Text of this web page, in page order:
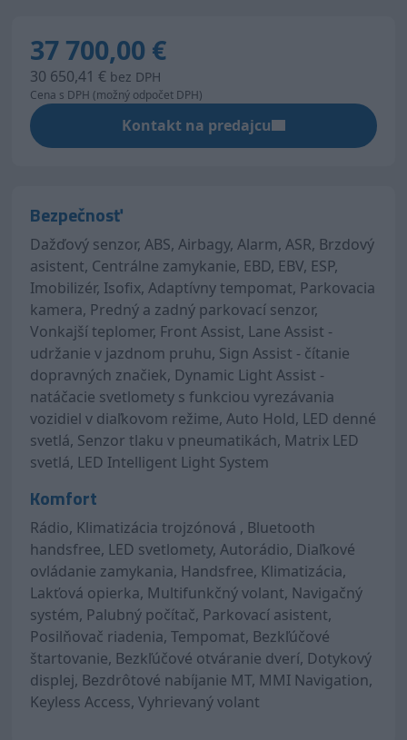
37 700,00 €
30 650,41 € bez DPH
Cena s DPH (možný odpočet DPH)
Kontakt na predajcu
Bezpečnosť
Dažďový senzor, ABS, Airbagy, Alarm, ASR, Brzdový
asistent, Centrálne zamykanie, EBD, EBV, ESP,
Imobilizér, Isofix, Adaptívny tempomat, Parkovacia
kamera, Predný a zadný parkovací senzor,
Vonkajší teplomer, Front Assist, Lane Assist -
udržanie v jazdnom pruhu, Sign Assist - čítanie
dopravných značiek, Dynamic Light Assist -
natáčacie svetlomety s funkciou vyrezávania
vozidiel v diaľkovom režime, Auto Hold, LED denné
svetlá, Senzor tlaku v pneumatikách, Matrix LED
svetlá, LED Intelligent Light System
Komfort
Rádio, Klimatizácia trojzónová , Bluetooth
handsfree, LED svetlomety, Autorádio, Diaľkové
ovládanie zamykania, Handsfree, Klimatizácia,
Lakťová opierka, Multifunkčný volant, Navigačný
systém, Palubný počítač, Parkovací asistent,
Posilňovač riadenia, Tempomat, Bezkľúčové
štartovanie, Bezkľúčové otváranie dverí, Dotykový
displej, Bezdrôtové nabíjanie MT, MMI Navigation,
Keyless Access, Vyhrievaný volant